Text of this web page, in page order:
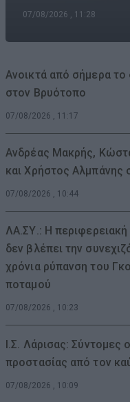
07/08/2026 , 11:28
Ανοικτά από σήμερα το
στον Βρυότοπο
07/08/2026 , 11:17
Ανδρέας Μακρής,
και Χρήστος Αλμπάνης
07/08/2026 , 10:44
ΛΑ.ΣΥ.: Η
δεν βλέπει την
χρόνια ρύπανση του
ποταμού
07/08/2026 , 10:23
Ι.Σ. Λάρισας: Σύντομες
προστασίας από τον
07/08/2026 , 10:09